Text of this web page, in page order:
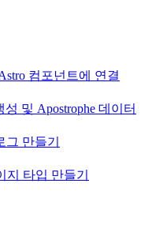
컴포넌트에 연결
및 Apostrophe 데이터
그 만들기
지 타입 만들기